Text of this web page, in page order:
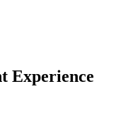
Experience